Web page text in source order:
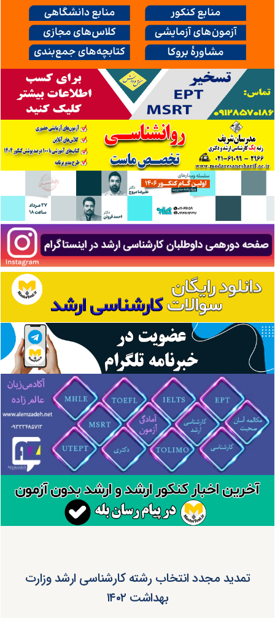
تمدید مجدد انتخاب رشته کارشناسی ارشد وزارت
بهداشت ۱۴۰۲